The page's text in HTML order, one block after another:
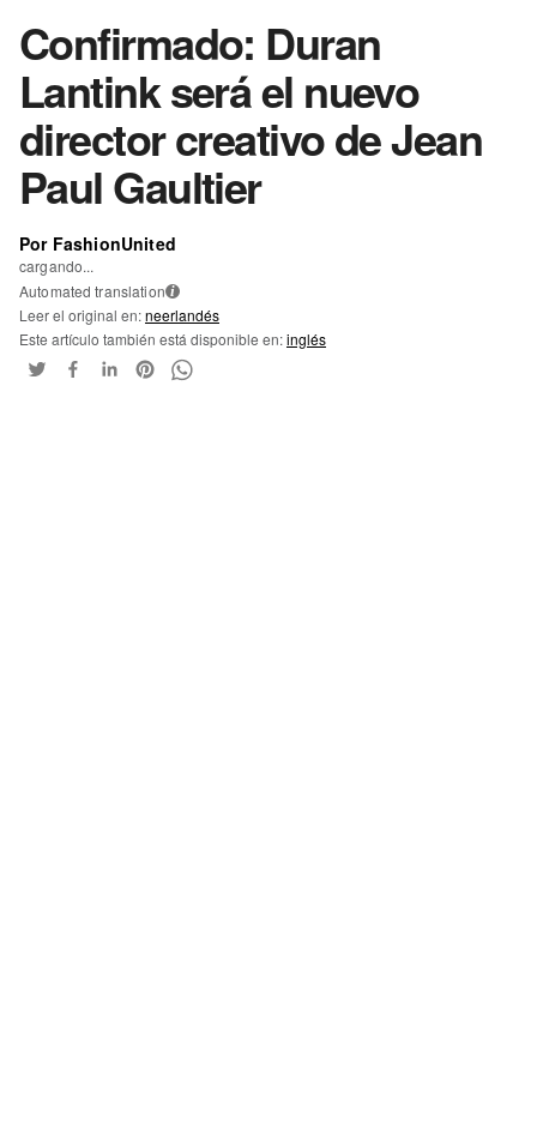
Confirmado: Duran
Lantink será el nuevo
director creativo de Jean
Paul Gaultier
Por FashionUnited
cargando...
Automated translation i
Leer el original en:neerlandés
Este artículo también está disponible en:inglés